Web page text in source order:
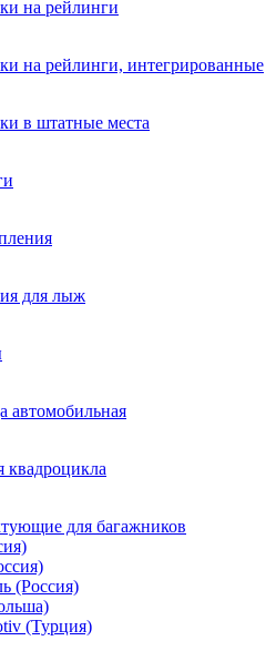
на рейлинги
на рейлинги, интегрированные
в штатные места
для лыж
автомобильная
квадроцикла
для багажников
(Россия)
(Турция)